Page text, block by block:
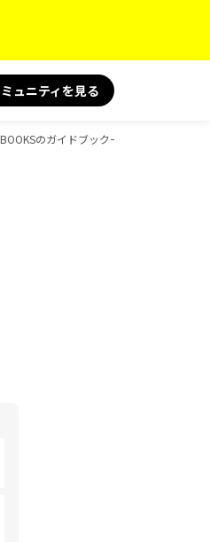
ュニティを見る
のガイドブック一覧